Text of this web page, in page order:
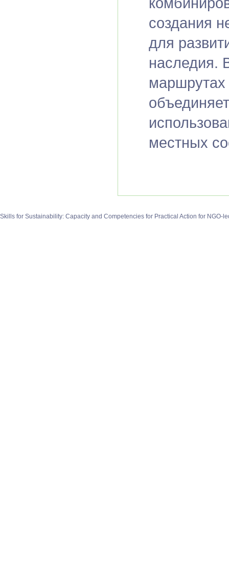
создания
для
наследия.
местных
Skills for Sustainability: Capacity and Competencies for Practical Action for NGO-